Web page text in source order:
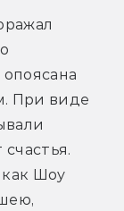
При виде
как Шоу